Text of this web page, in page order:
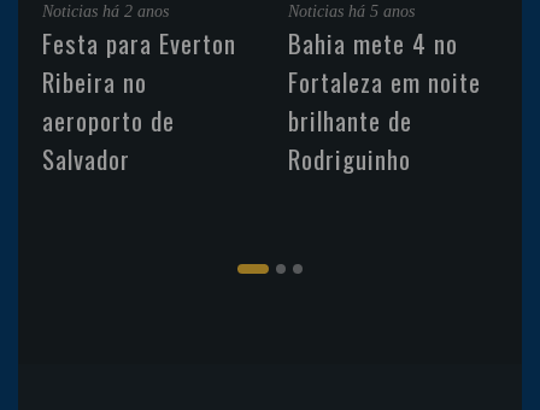
Noticias há 2 anos
Festa para Everton
Ribeira no
aeroporto de
Salvador
Noticias há 5 anos
Bahia mete 4 no
Fortaleza em noite
brilhante de
Rodriguinho